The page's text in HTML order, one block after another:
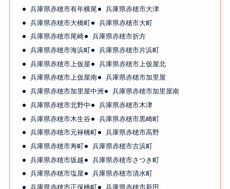
兵庫県赤穂市有年横尾
兵庫県赤穂市大津
兵庫県赤穂市大橋町
兵庫県赤穂市大町
兵庫県赤穂市尾崎
兵庫県赤穂市折方
兵庫県赤穂市海浜町
兵庫県赤穂市片浜町
兵庫県赤穂市上仮屋
兵庫県赤穂市上仮屋北
兵庫県赤穂市上仮屋南
兵庫県赤穂市加里屋
兵庫県赤穂市加里屋中洲
兵庫県赤穂市加里屋南
兵庫県赤穂市北野中
兵庫県赤穂市木津
兵庫県赤穂市木生谷
兵庫県赤穂市黒崎町
兵庫県赤穂市元禄橋町
兵庫県赤穂市高野
兵庫県赤穂市寿町
兵庫県赤穂市古浜町
兵庫県赤穂市坂越
兵庫県赤穂市さつき町
兵庫県赤穂市塩屋
兵庫県赤穂市清水町
兵庫県赤穂市正保橋町
兵庫県赤穂市新田